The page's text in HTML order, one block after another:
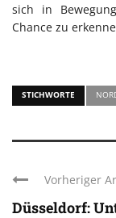
sich in
Chance zu
STICHWORTE
Vorheriger
Düsseldorf: